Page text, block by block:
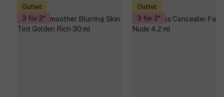
Outlet
3 för 2
Outlet
3 för 2